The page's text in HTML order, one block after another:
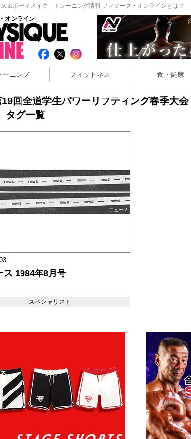
ス＆ボディメイク トレーニング情報 フィジーク・オンラインとは？
オンライン
ーニング フィットネス 食・健康
19回全道学生パワーリフティング春季大
タグ一覧
ス 1984年8月号
スペシャリスト